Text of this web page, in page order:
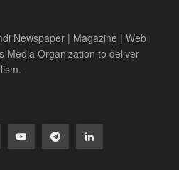
Newspaper | Magazine | Web
Media Organization to deliver